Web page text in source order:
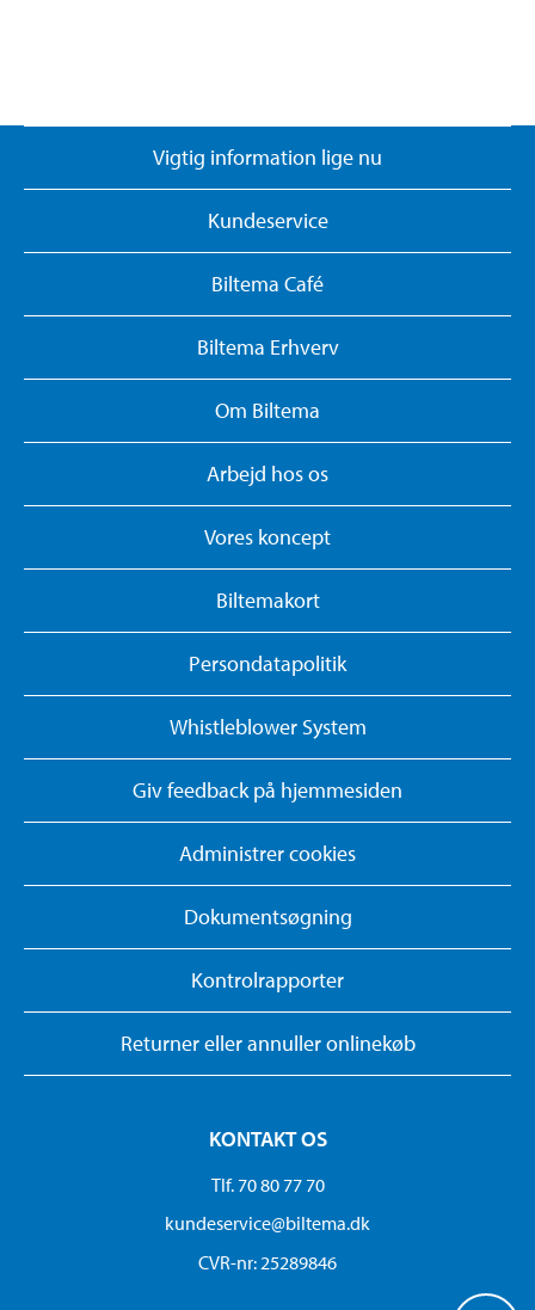
Vigtig information lige nu
Kundeservice
Biltema Café
Biltema Erhverv
Om Biltema
Arbejd hos os
Vores koncept
Biltemakort
Persondatapolitik
Whistleblower System
Giv feedback på hjemmesiden
Administrer cookies
Dokumentsøgning
Kontrolrapporter
Returner eller annuller onlinekøb
KONTAKT OS
Tlf. 70 80 77 70
kundeservice@biltema.dk
CVR-nr: 25289846